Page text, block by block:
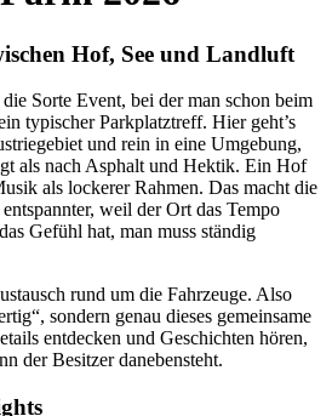
Hof, See und Landluft
Sorte Event, bei der man schon beim
typischer Parkplatztreff. Hier geht’s
und rein in eine Umgebung,
als nach Asphalt und Hektik. Ein Hof
als lockerer Rahmen. Das macht die
weil der Ort das Tempo
Gefühl hat, man muss ständig
rund um die Fahrzeuge. Also
sondern genau dieses gemeinsame
entdecken und Geschichten hören,
der Besitzer danebensteht.